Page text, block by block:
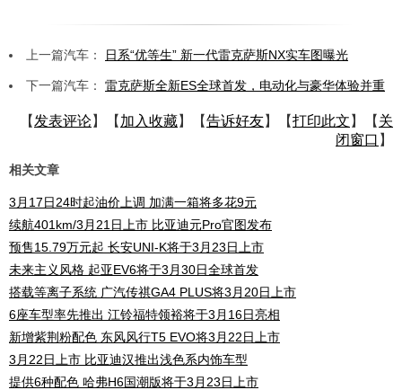
上一篇汽车： 日系“优等生” 新一代雷克萨斯NX实车图曝光
下一篇汽车： 雷克萨斯全新ES全球首发，电动化与豪华体验并重
【 发表评论】【 加入收藏】【告诉好友】【打印此文 】【 关
闭窗口 】
相关文章
3月17日24时起油价上调 加满一箱将多花9元
续航401km/3月21日上市 比亚迪元Pro官图发布
预售15.79万元起 长安UNI-K将于3月23日上市
未来主义风格 起亚EV6将于3月30日全球首发
搭载等离子系统 广汽传祺GA4 PLUS将3月20日上市
6座车型率先推出 江铃福特领裕将于3月16日亮相
新增紫荆粉配色 东风风行T5 EVO将3月22日上市
3月22日上市 比亚迪汉推出浅色系内饰车型
提供6种配色 哈弗H6国潮版将于3月23日上市